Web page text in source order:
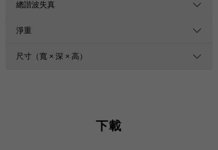
總諧波失真
淨重
尺寸（寬 × 深 × 高）
下載